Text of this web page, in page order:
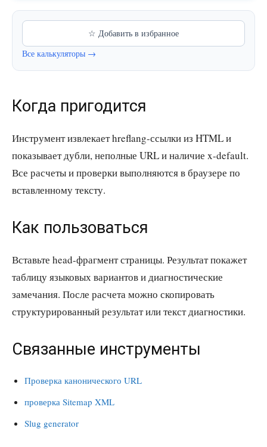
☆ Добавить в избранное
Все калькуляторы →
Когда пригодится
Инструмент извлекает hreflang-ссылки из HTML и
показывает дубли, неполные URL и наличие x-default.
Все расчеты и проверки выполняются в браузере по
вставленному тексту.
Как пользоваться
Вставьте head-фрагмент страницы. Результат покажет
таблицу языковых вариантов и диагностические
замечания. После расчета можно скопировать
структурированный результат или текст диагностики.
Связанные инструменты
Проверка канонического URL
проверка Sitemap XML
Slug generator